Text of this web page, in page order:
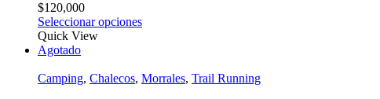
$120,000
Seleccionar opciones
Quick View
Agotado
Camping, Chalecos, Morrales, Trail Running